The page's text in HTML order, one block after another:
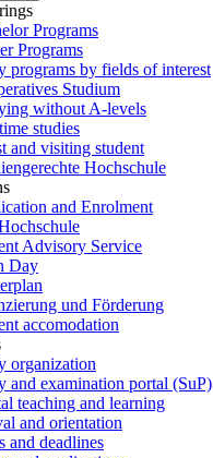
Programs
Programs
programs by fields of interest
Studium
without A-levels
studies
and visiting student
Hochschule
and Enrolment
Advisory Service
Day
und Förderung
accomodation
organization
and examination portal (SuP)
teaching and learning
and orientation
and deadlines